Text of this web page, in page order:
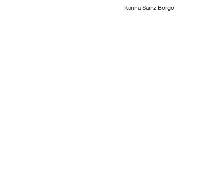
Karina Sainz Borgo